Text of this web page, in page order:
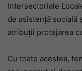
Intersectoriale
de asistenţă socială
atribuţii protejarea
Cu toate acestea,